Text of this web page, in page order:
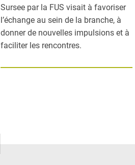
Sursee par la FUS visait à favoriser
l’échange au sein de la branche, à
donner de nouvelles impulsions et à
faciliter les rencontres.